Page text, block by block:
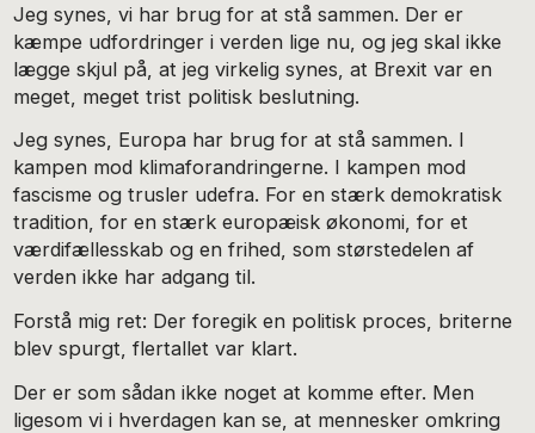
Jeg synes, vi har brug for at stå sammen. Der er
kæmpe udfordringer i verden lige nu, og jeg skal ikke
lægge skjul på, at jeg virkelig synes, at Brexit var en
meget, meget trist politisk beslutning.
Jeg synes, Europa har brug for at stå sammen. I
kampen mod klimaforandringerne. I kampen mod
fascisme og trusler udefra. For en stærk demokratisk
tradition, for en stærk europæisk økonomi, for et
værdifællesskab og en frihed, som størstedelen af
verden ikke har adgang til.
Forstå mig ret: Der foregik en politisk proces, briterne
blev spurgt, flertallet var klart.
Der er som sådan ikke noget at komme efter. Men
ligesom vi i hverdagen kan se, at mennesker omkring